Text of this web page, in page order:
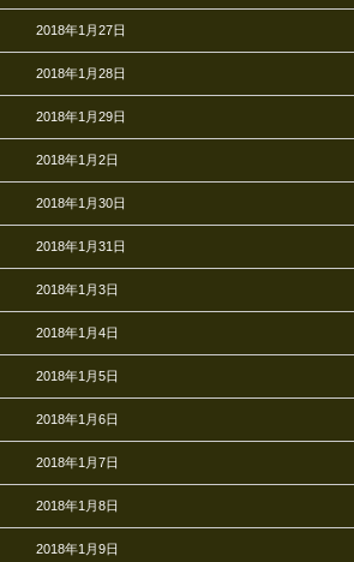
2018年1月27日
2018年1月28日
2018年1月29日
2018年1月2日
2018年1月30日
2018年1月31日
2018年1月3日
2018年1月4日
2018年1月5日
2018年1月6日
2018年1月7日
2018年1月8日
2018年1月9日